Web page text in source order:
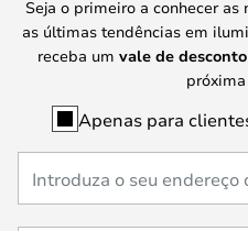
Seja o primeiro a conhecer as
as últimas tendências em
receba um vale de
Apenas para